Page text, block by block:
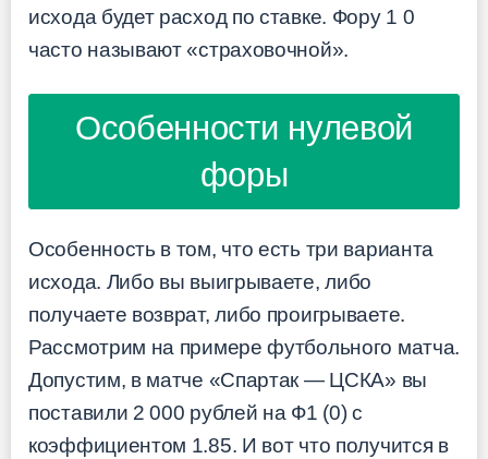
исхода будет расход по ставке. Фору 1 0
часто называют «страховочной».
Особенности нулевой
форы
Особенность в том, что есть три варианта
исхода. Либо вы выигрываете, либо
получаете возврат, либо проигрываете.
Рассмотрим на примере футбольного матча.
Допустим, в матче «Спартак — ЦСКА» вы
поставили 2 000 рублей на Ф1 (0) с
коэффициентом 1.85. И вот что получится в